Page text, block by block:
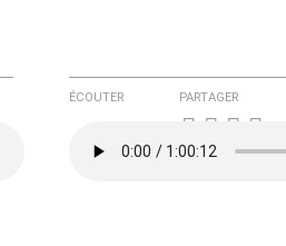
ÉCOUTER PARTAGER